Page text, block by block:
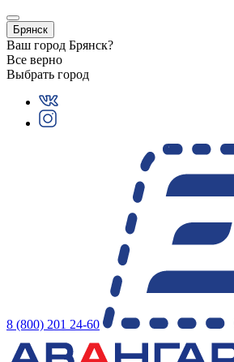
Брянск
Ваш город Брянск?
Все верно
Выбрать город
8 (800) 201 24-60